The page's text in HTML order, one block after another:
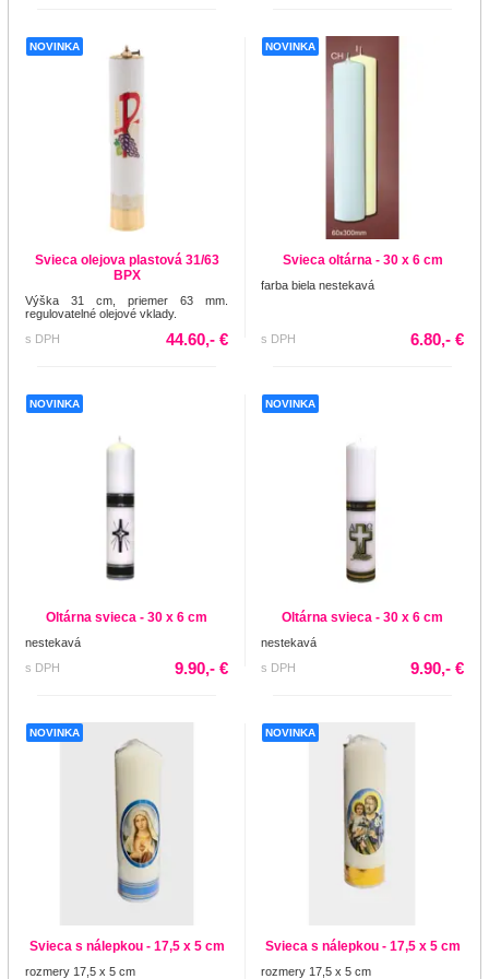
NOVINKA
Svieca olejova plastová 31/63
BPX
Výška 31 cm, priemer 63 mm.
regulovatelné olejové vklady.
s DPH
44.60,- €
NOVINKA
Svieca oltárna - 30 x 6 cm
farba biela nestekavá
s DPH 6.80,- €
NOVINKA
Oltárna svieca - 30 x 6 cm
nestekavá
s DPH
9.90,- €
NOVINKA
Oltárna svieca - 30 x 6 cm
nestekavá
s DPH
9.90,- €
NOVINKA
Svieca s nálepkou - 17,5 x 5 cm
rozmery 17,5 x 5 cm
NOVINKA
Svieca s nálepkou - 17,5 x 5 cm
rozmery 17,5 x 5 cm